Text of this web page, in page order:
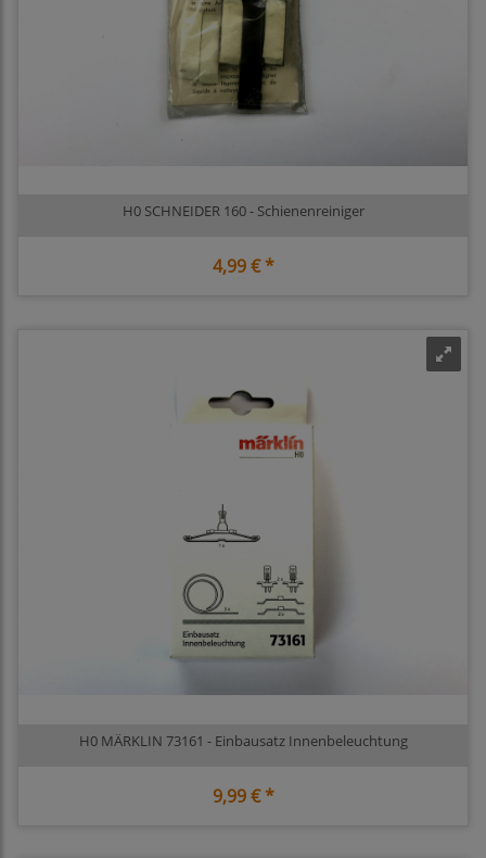
H0 SCHNEIDER 160 - Schienenreiniger
4,99 € *
H0 MÄRKLIN 73161 - Einbausatz Innenbeleuchtung
9,99 € *